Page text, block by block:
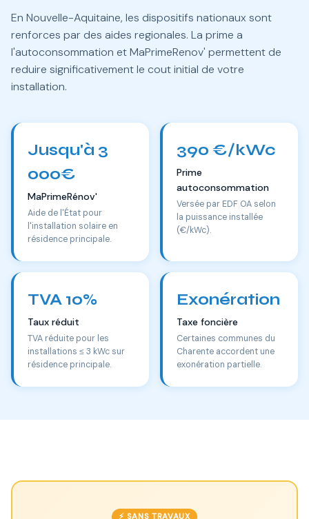
En Nouvelle-Aquitaine, les dispositifs nationaux sont
renforces par des aides regionales. La prime a
l'autoconsommation et MaPrimeRenov' permettent de
reduire significativement le cout initial de votre
installation.
Jusqu'à 3
000€
MaPrimeRénov'
Aide de l'État pour
l'installation solaire en
résidence principale.
390 €/kWc
Prime
autoconsommation
Versée par EDF OA selon
la puissance installée
(€/kWc).
TVA 10%
Taux réduit
TVA réduite pour les
installations ≤ 3 kWc sur
résidence principale.
Exonération
Taxe foncière
Certaines communes du
Charente accordent une
exonération partielle.
⚡ SANS TRAVAUX